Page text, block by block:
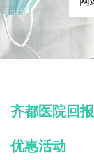
齐都医院回
优惠活动